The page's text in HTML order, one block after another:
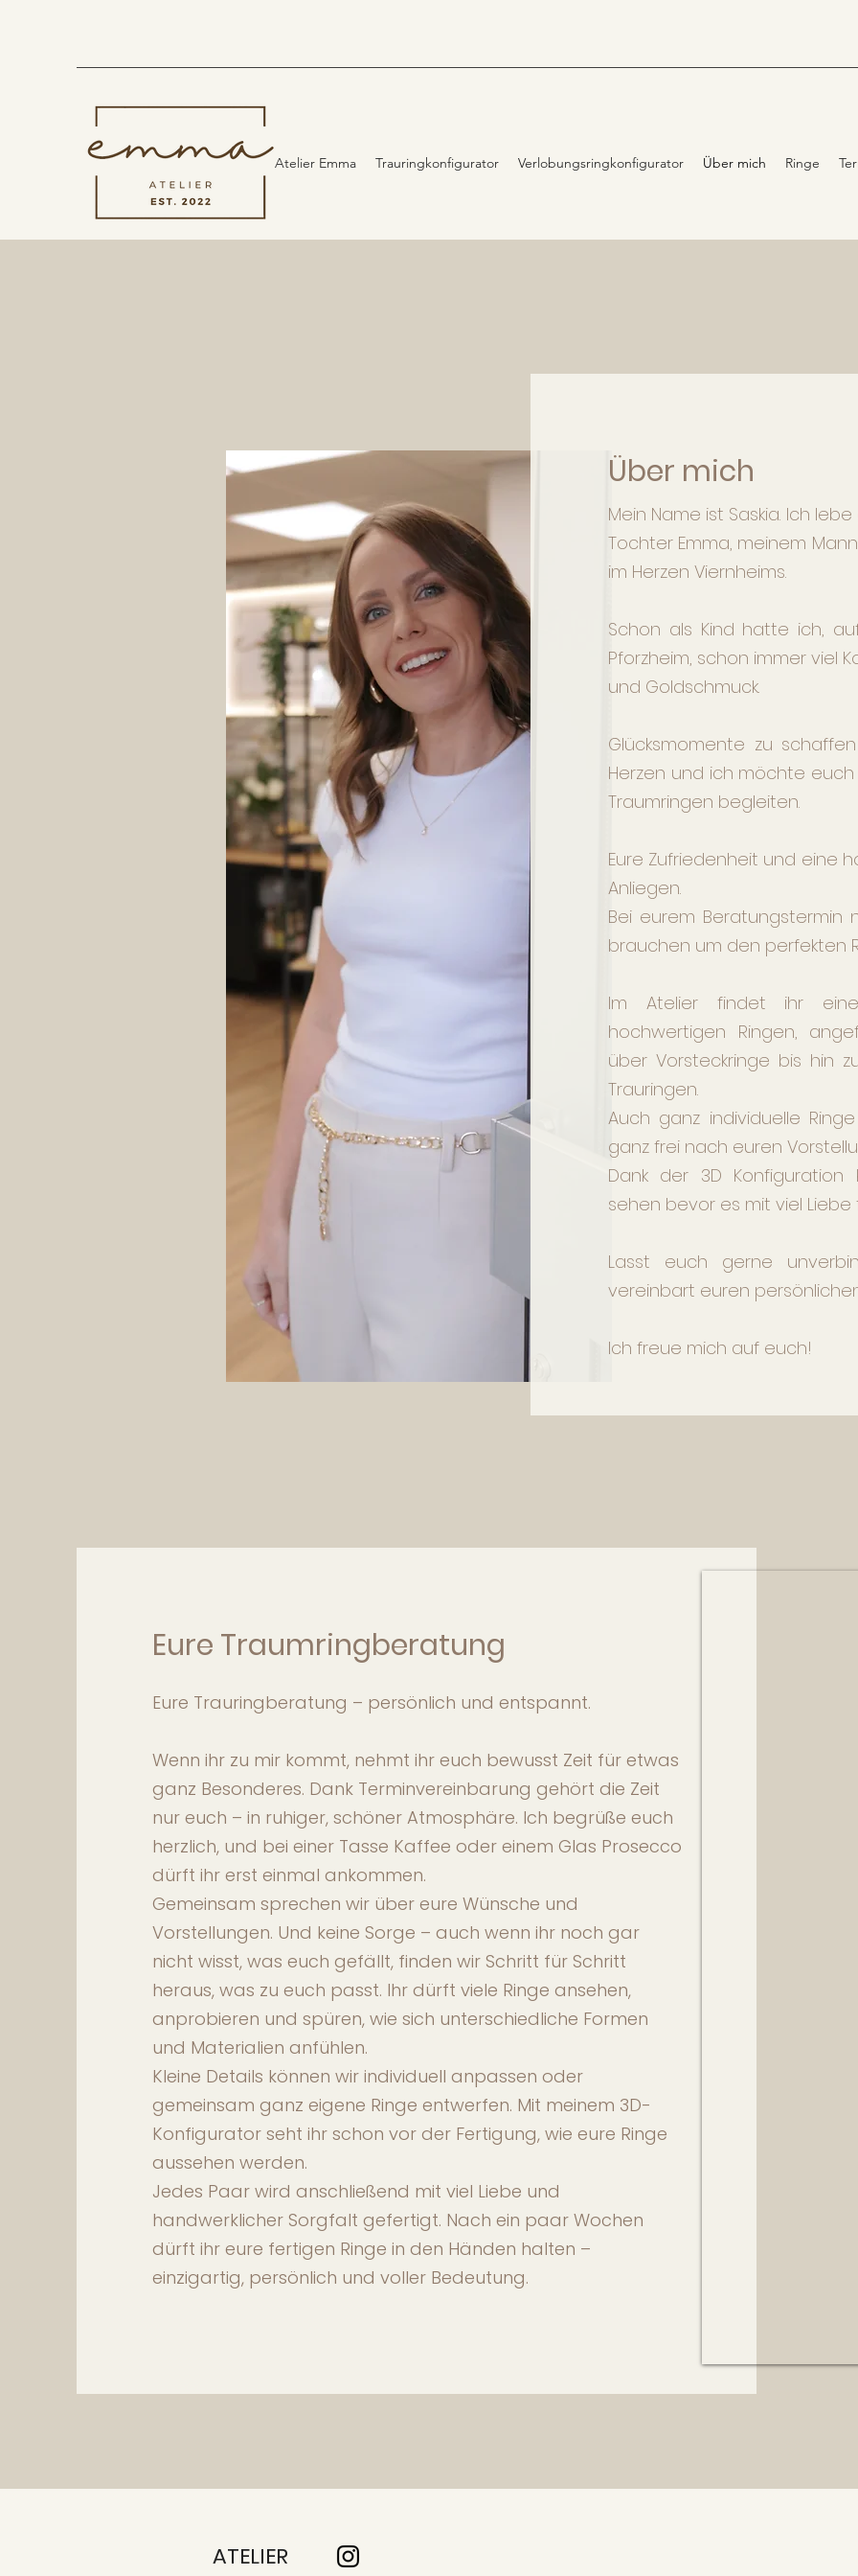
Atelier Emma Trauringkonfigurator Verlobungsringkonfigurator Über mich Ringe
Über mich
Mein Name ist Saskia. Ich
Tochter Emma, meinem
im Herzen Viernheims.
Schon als Kind hatte ich,
Pforzheim, schon immer viel
und Goldschmuck.
Glücksmomente zu
Herzen und ich möchte
Traumringen begleiten.
Eure Zufriedenheit und eine
Anliegen.
Bei eurem Beratungstermin
brauchen um den perfekten
Im Atelier findet ihr
hochwertigen Ringen,
über Vorsteckringe bis hin
Trauringen.
​Auch ganz individuelle
ganz frei nach euren
Dank der 3D Konfiguration
sehen bevor es mit viel
Lasst euch gerne
vereinbart euren
Ich freue mich auf euch!
Eure Traumringberatung
Eure Trauringberatung – persönlich und entspannt.
Wenn ihr zu mir kommt, nehmt ihr euch bewusst Zeit für etwas
ganz Besonderes. Dank Terminvereinbarung gehört die Zeit
nur euch – in ruhiger, schöner Atmosphäre. Ich begrüße euch
herzlich, und bei einer Tasse Kaffee oder einem Glas Prosecco
dürft ihr erst einmal ankommen.
Gemeinsam sprechen wir über eure Wünsche und
Vorstellungen. Und keine Sorge – auch wenn ihr noch gar
nicht wisst, was euch gefällt, finden wir Schritt für Schritt
heraus, was zu euch passt. Ihr dürft viele Ringe ansehen,
anprobieren und spüren, wie sich unterschiedliche Formen
und Materialien anfühlen.
Kleine Details können wir individuell anpassen oder
gemeinsam ganz eigene Ringe entwerfen. Mit meinem 3D-
Konfigurator seht ihr schon vor der Fertigung, wie eure Ringe
aussehen werden.
Jedes Paar wird anschließend mit viel Liebe und
handwerklicher Sorgfalt gefertigt. Nach ein paar Wochen
dürft ihr eure fertigen Ringe in den Händen halten –
einzigartig, persönlich und voller Bedeutung.
ATELIER